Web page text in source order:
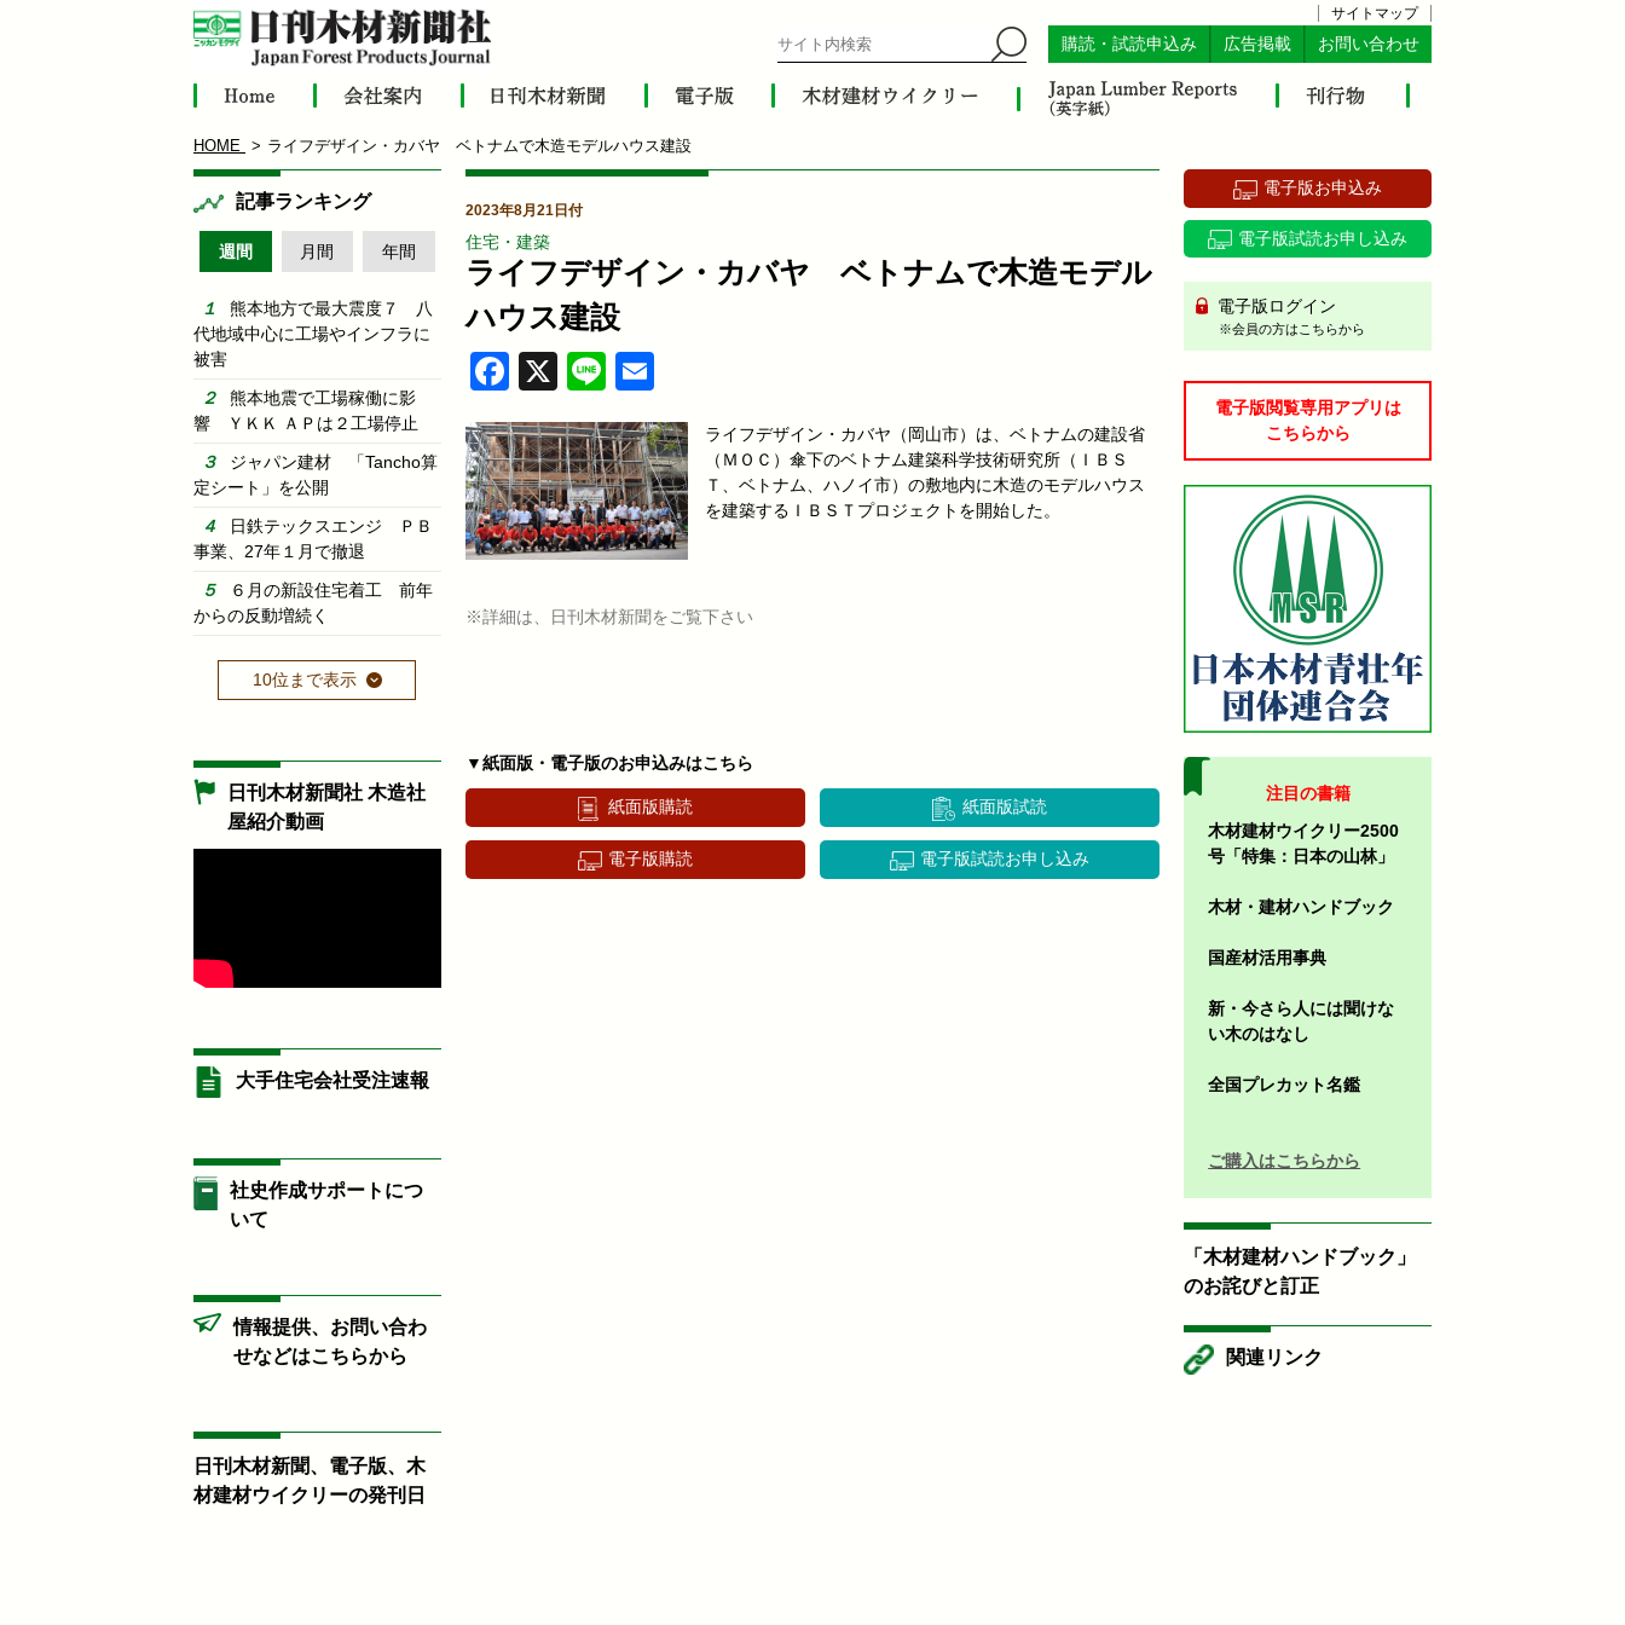
サイトマップ
購読・試読申込み 広告掲載 お問い合わせ
HOME ライフデザイン・カバヤ ベトナムで木造モデルハウス建設
2023年8月21日付
住宅・建築
ライフデザイン・カバヤ ベトナムで木造モデル
ハウス建設
Facebook
X Line
ライフデザイン・カバヤ（岡山市）は、ベトナムの建設省
（ＭＯＣ）傘下のベトナム建築科学技術研究所（ＩＢＳ
Ｔ、ベトナム、ハノイ市）の敷地内に木造のモデルハウス
を建築するＩＢＳＴプロジェクトを開始した。
※詳細は、日刊木材新聞をご覧下さい
▼紙面版・電子版のお申込みはこちら
紙面版購読 紙面版試読
電子版購読 電子版試読お申し込み
記事ランキング
週間 月間 年間
熊本地方で最大震度７ 八
代地域中心に工場やインフラに
被害
熊本地震で工場稼働に影
響 ＹＫＫ ＡＰは２工場停止
ジャパン建材 「Tancho算
定シート」を公開
日鉄テックスエンジ ＰＢ
事業、27年１月で撤退
６月の新設住宅着工 前年
からの反動増続く
10位まで表示
日刊木材新聞社 木造社
屋紹介動画
大手住宅会社受注速報
社史作成サポートにつ
いて
情報提供、お問い合わ
せなどはこちらから
日刊木材新聞、電子版、木
材建材ウイクリーの発刊日
電子版お申込み
電子版試読お申し込み
電子版ログイン
※会員の方はこちらから
電子版閲覧専用アプリは
こちらから
注目の書籍
木材建材ウイクリー2500
号「特集：日本の山林」
木材・建材ハンドブック
国産材活用事典
新・今さら人には聞けな
い木のはなし
全国プレカット名鑑
ご購入はこちらから
「木材建材ハンドブック」
のお詫びと訂正
関連リンク